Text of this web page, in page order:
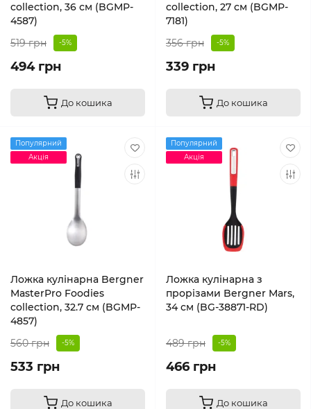
collection, 36 см (BGMP-
4587)
519 грн
-5%
494 грн
До кошика
collection, 27 см (BGMP-
7181)
356 грн
-5%
339 грн
До кошика
Популярний
Акція
Ложка кулінарна Bergner
MasterPro Foodies
collection, 32.7 см (BGMP-
4857)
560 грн
-5%
533 грн
До кошика
Популярний
Акція
Ложка кулінарна з
прорізами Bergner Mars,
34 см (BG-38871-RD)
489 грн -5%
466 грн
До кошика